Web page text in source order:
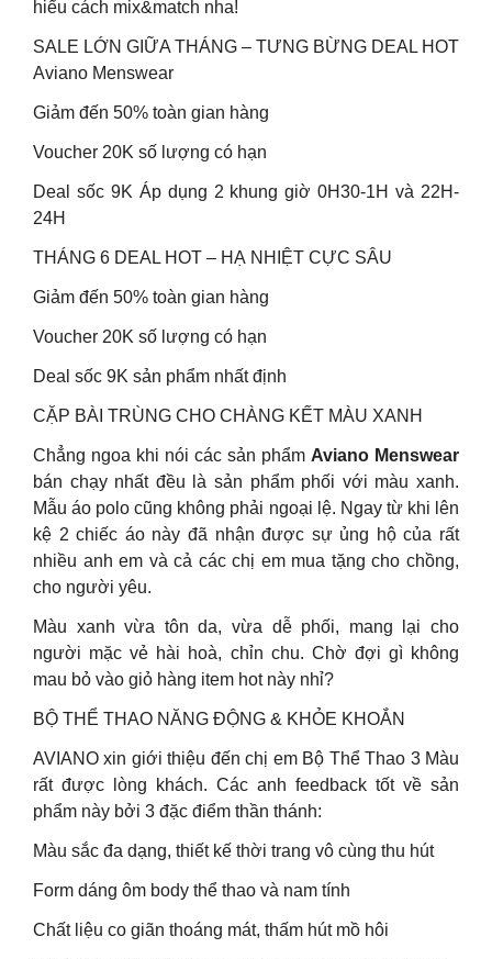
hiểu cách mix&match nha!
SALE LỚN GIỮA THÁNG – TƯNG BỪNG DEAL HOT
Aviano Menswear
Giảm đến 50% toàn gian hàng
Voucher 20K số lượng có hạn
Deal sốc 9K Áp dụng 2 khung giờ 0H30-1H và 22H-
24H
THÁNG 6 DEAL HOT – HẠ NHIỆT CỰC SÂU
Giảm đến 50% toàn gian hàng
Voucher 20K số lượng có hạn
Deal sốc 9K sản phẩm nhất định
CẶP BÀI TRÙNG CHO CHÀNG KẾT MÀU XANH
Chẳng ngoa khi nói các sản phẩm Aviano Menswear
bán chạy nhất đều là sản phẩm phối với màu xanh.
Mẫu áo polo cũng không phải ngoại lệ. Ngay từ khi lên
kệ 2 chiếc áo này đã nhận được sự ủng hộ của rất
nhiều anh em và cả các chị em mua tặng cho chồng,
cho người yêu.
Màu xanh vừa tôn da, vừa dễ phối, mang lại cho
người mặc vẻ hài hoà, chỉn chu. Chờ đợi gì không
mau bỏ vào giỏ hàng item hot này nhỉ?
BỘ THỂ THAO NĂNG ĐỘNG & KHỎE KHOẮN
AVIANO xin giới thiệu đến chị em Bộ Thể Thao 3 Màu
rất được lòng khách. Các anh feedback tốt về sản
phẩm này bởi 3 đặc điểm thần thánh:
Màu sắc đa dạng, thiết kế thời trang vô cùng thu hút
Form dáng ôm body thể thao và nam tính
Chất liệu co giãn thoáng mát, thấm hút mồ hôi